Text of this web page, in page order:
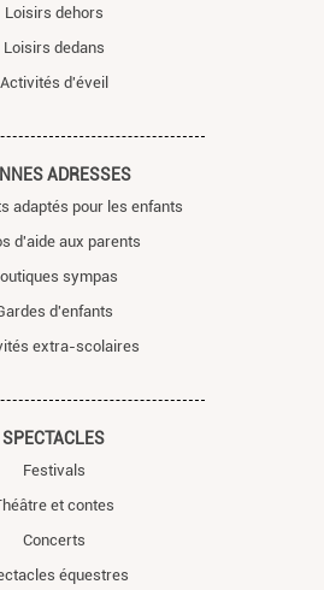
Loisirs dehors
Loisirs dedans
Activités d'éveil
ADRESSES
adaptés pour les enfants
d'aide aux parents
sympas
d'enfants
extra-scolaires
SPECTACLES
Festivals
et contes
Concerts
équestres